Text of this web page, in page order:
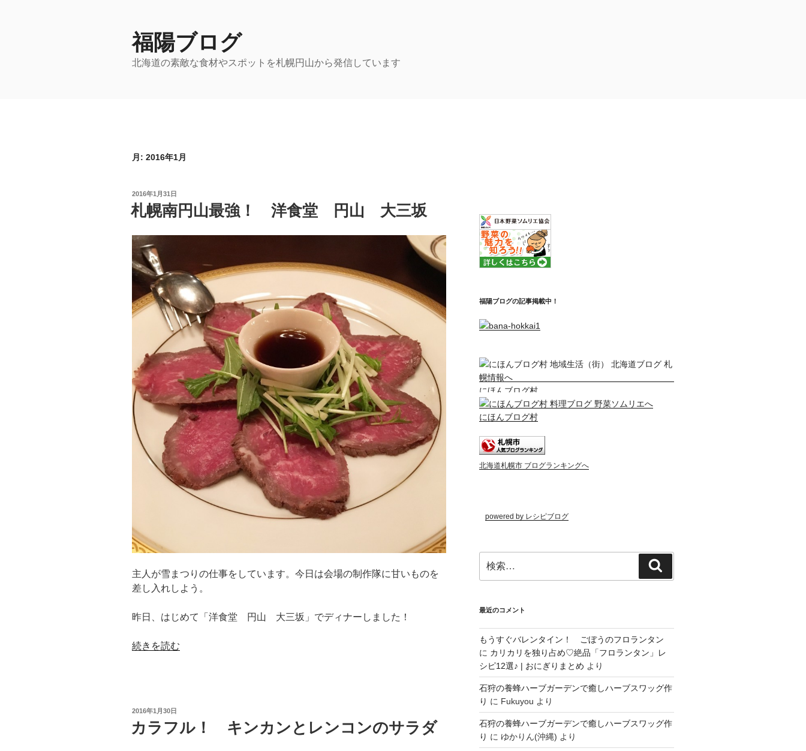
福陽ブログ
北海道の素敵な食材やスポットを札幌円山から発信しています
月: 2016年1月
投
稿
日:
2016年1月31日
札幌南円山最強！ 洋食堂 円山 大三坂
主人が雪まつりの仕事をしています。今日は会場の制作隊に甘いものを
差し入れしよう。
昨日、はじめて「洋食堂 円山 大三坂」でディナーしました！
“札
強！
続きを読む
投
稿
日:
2016年1月30日
カラフル！ キンカンとレンコンのサラダ
福陽ブログの記事掲載中！
にほんブログ村
にほんブログ村
北海道札幌市 ブログランキングへ
powered by レシピブログ
索:
索
最近のコメント
もうすぐバレンタイン！ ごぼうのフロランタン
に カリカリを独り占め♡絶品「フロランタン」レ
シピ12選♪ | おにぎりまとめ より
石狩の養蜂ハーブガーデンで癒しハーブスワッグ作
り に Fukuyou より
石狩の養蜂ハーブガーデンで癒しハーブスワッグ作
り に ゆかりん(沖縄) より